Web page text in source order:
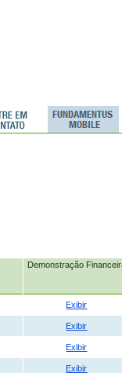
Demonstração
Exibir
Exibir
Exibir
Exibir